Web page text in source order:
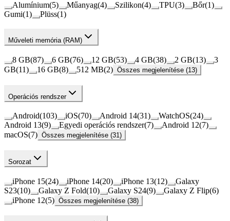
Alumínium(5) Műanyag(4) Szilikon(4) TPU(3) Bőr(1)
Gumi(1) Plüss(1)
Műveleti memória (RAM)
8 GB(87) 6 GB(76) 12 GB(53) 4 GB(38) 2 GB(13)
3
GB(11) 16 GB(8) 512 MB(2) Összes megjelenítése (13)
Operációs rendszer
Android(103) iOS(70) Android 14(31) WatchOS(24)
Android 13(9) Egyedi operációs rendszer(7) Android 12(7)
macOS(7) Összes megjelenítése (31)
Sorozat
iPhone 15(24) iPhone 14(20) iPhone 13(12)
Galaxy
S23(10) Galaxy Z Fold(10) Galaxy S24(9) Galaxy Z Flip(6)
iPhone 12(5) Összes megjelenítése (38)